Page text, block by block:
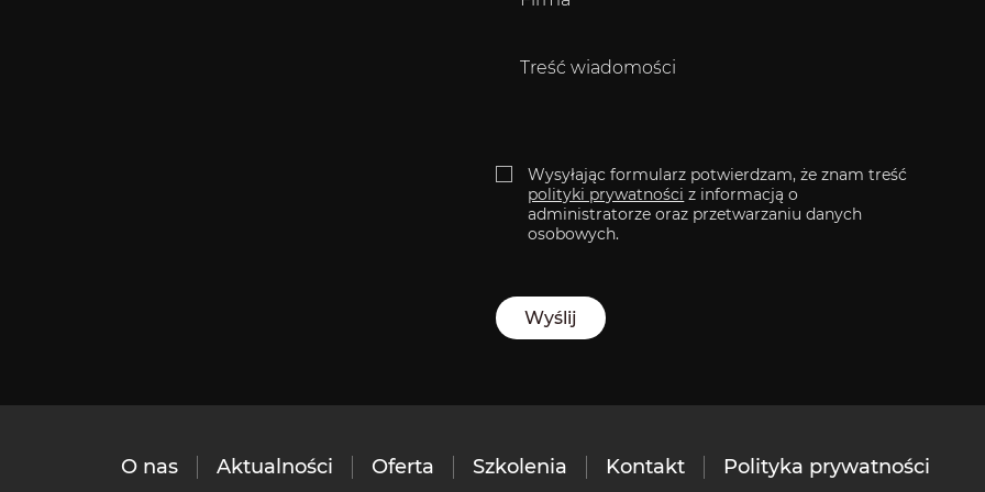
ZgodaWysyłając formularz potwierdzam, że znam treść
polityki prywatności z informacją o
administratorze oraz przetwarzaniu danych
osobowych.
O nas Aktualności Oferta Szkolenia Kontakt Polityka prywatności